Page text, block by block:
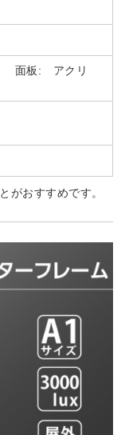
面板: アクリ
がおすすめです。